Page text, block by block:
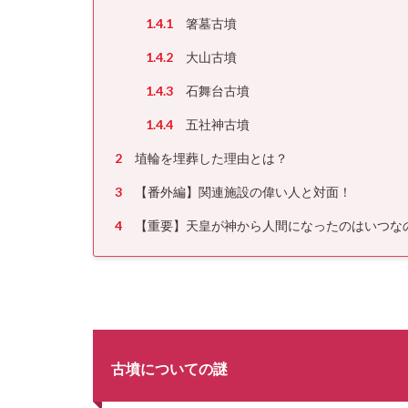
1.4.1 箸墓古墳
1.4.2 大山古墳
1.4.3 石舞台古墳
1.4.4 五社神古墳
2 埴輪を埋葬した理由とは？
3 【番外編】関連施設の偉い人と対面！
4 【重要】天皇が神から人間になったのはいつな
古墳についての謎